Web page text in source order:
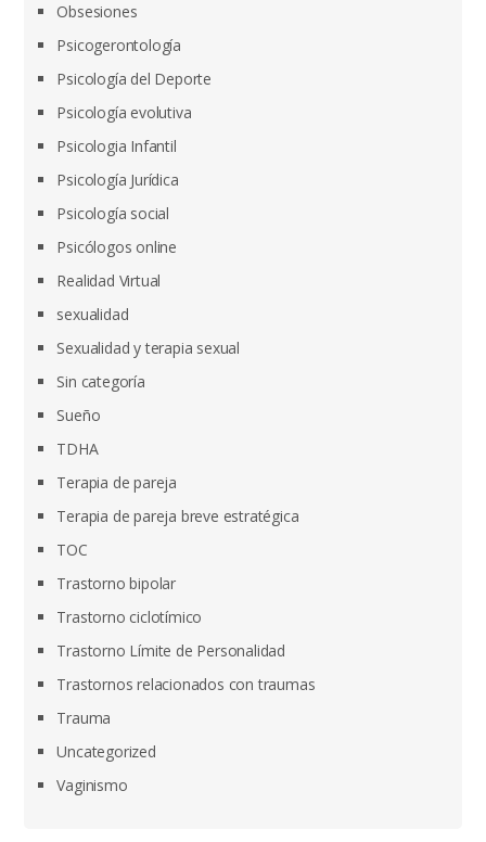
Obsesiones
Psicogerontología
Psicología del Deporte
Psicología evolutiva
Psicologia Infantil
Psicología Jurídica
Psicología social
Psicólogos online
Realidad Virtual
sexualidad
Sexualidad y terapia sexual
Sin categoría
Sueño
TDHA
Terapia de pareja
Terapia de pareja breve estratégica
TOC
Trastorno bipolar
Trastorno ciclotímico
Trastorno Límite de Personalidad
Trastornos relacionados con traumas
Trauma
Uncategorized
Vaginismo